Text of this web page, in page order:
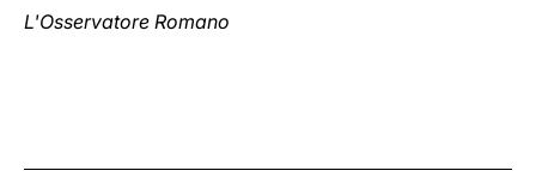
L'Osservatore Romano